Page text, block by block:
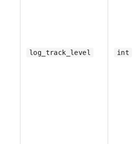
log_track_level int